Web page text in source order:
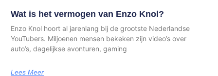
Wat is het vermogen van Enzo Knol?
Enzo Knol hoort al jarenlang bij de grootste Nederlandse
YouTubers. Miljoenen mensen bekeken zijn video’s over
auto’s, dagelijkse avonturen, gaming
Lees Meer